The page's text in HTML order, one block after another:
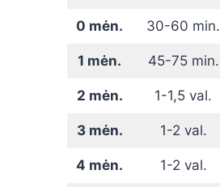
0 mėn. 30-60 min.
1 mėn. 45-75 min.
2 mėn. 1-1,5 val.
3 mėn. 1-2 val.
4 mėn. 1-2 val.